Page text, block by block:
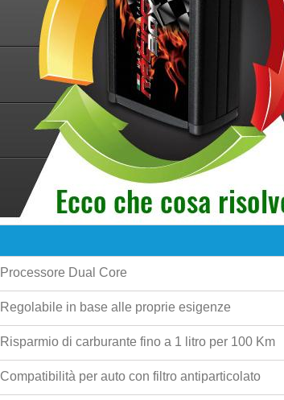
Processore Dual Core
Regolabile in base alle proprie esigenze
Risparmio di carburante fino a 1 litro per 100 Km
Compatibilità per auto con filtro antiparticolato